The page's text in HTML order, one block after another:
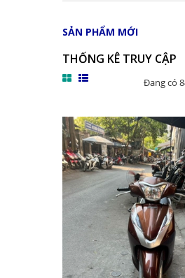
SẢN PHẨM MỚI
THỐNG KÊ TRUY CẬP
Đang có